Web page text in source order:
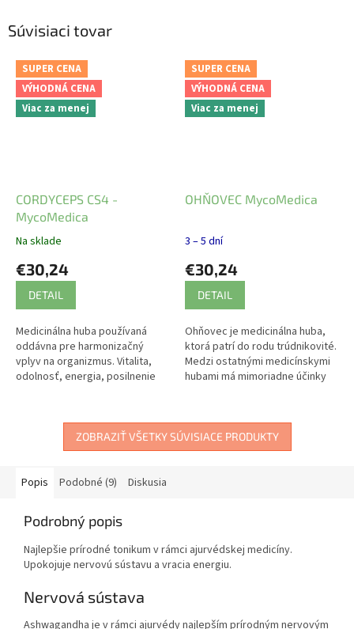
Súvisiaci tovar
SUPER CENA
VÝHODNÁ CENA
Viac za menej
CORDYCEPS CS4 -
MycoMedica
Na sklade
€30,24
DETAIL
Medicinálna huba používaná
oddávna pre harmonizačný
vplyv na organizmus. Vitalita,
odolnosť, energia, posilnenie
stopových prvkov...
SUPER CENA
VÝHODNÁ CENA
Viac za menej
OHŇOVEC MycoMedica
3 – 5 dní
€30,24
DETAIL
Ohňovec je medicinálna huba,
ktorá patrí do rodu trúdnikovité.
Medzi ostatnými medicínskymi
hubami má mimoriadne účinky
ZOBRAZIŤ VŠETKY SÚVISIACE PRODUKTY
Popis Podobné (9) Diskusia
Podrobný popis
Najlepšie prírodné tonikum v rámci ajurvédskej medicíny.
Upokojuje nervovú sústavu a vracia energiu.
Nervová sústava
Ashwagandha je v rámci ajurvédy najlepším prírodným nervovým